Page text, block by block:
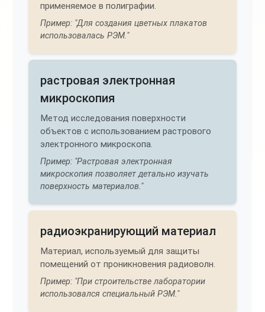
применяемое в полиграфии.
Пример: "Для создания цветных плакатов
использовалась РЭМ."
растровая электронная
микроскопия
Метод исследования поверхности
объектов с использованием растрового
электронного микроскопа.
Пример: "Растровая электронная
микроскопия позволяет детально изучать
поверхность материалов."
радиоэкранирующий материал
Материал, используемый для защиты
помещений от проникновения радиоволн.
Пример: "При строительстве лаборатории
использовался специальный РЭМ."